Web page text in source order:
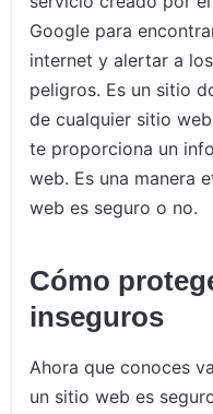
Google para
internet y alertar a
peligros. Es un sitio
de cualquier sitio
te proporciona un
web. Es una manera
web es seguro o no.
Cómo
inseguros
Ahora que conoces
un sitio web es